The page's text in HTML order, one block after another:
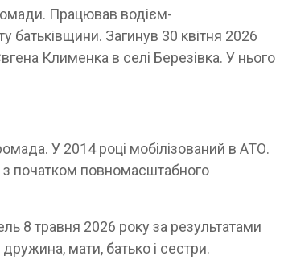
Працював водієм-
батьківщини. Загинув 30 квітня 2026
Клименка в селі Березівка. У нього
У 2014 році мобілізований в АТО.
з початком повномасштабного
8 травня 2026 року за результатами
мати, батько і сестри.